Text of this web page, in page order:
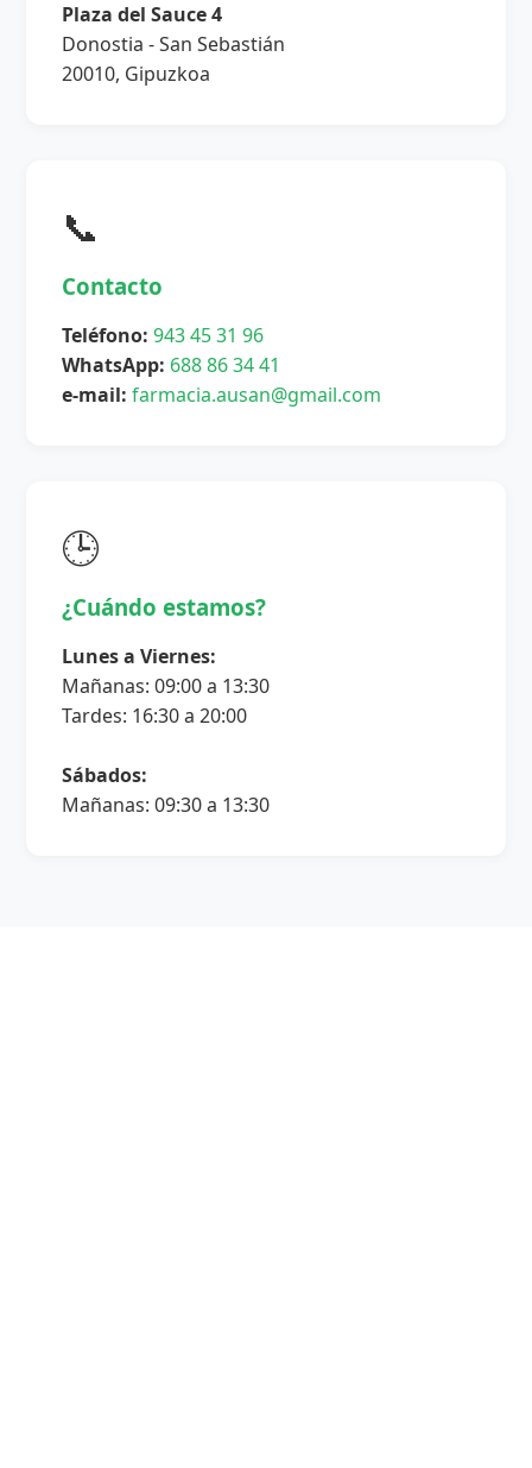
Plaza del Sauce 4
Donostia - San Sebastián
20010, Gipuzkoa
📞
Contacto
Teléfono: 943 45 31 96
WhatsApp: 688 86 34 41
e-mail: farmacia.ausan@gmail.com
🕒
¿Cuándo estamos?
Lunes a Viernes:
Mañanas: 09:00 a 13:30
Tardes: 16:30 a 20:00
Sábados:
Mañanas: 09:30 a 13:30